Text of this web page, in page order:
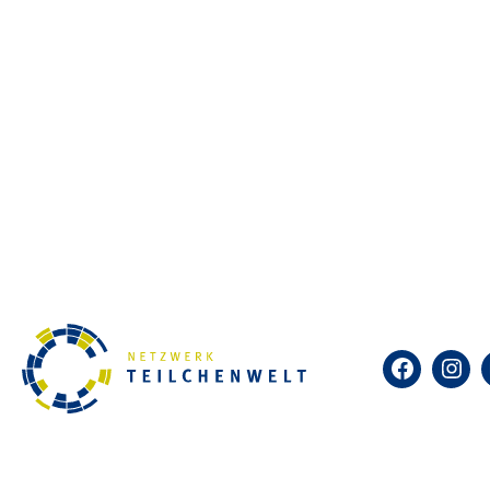
Facebook
Selbst kosmische Teilchen
Netzwerk Teilchenwelt bietet
ist das Identifizieren und